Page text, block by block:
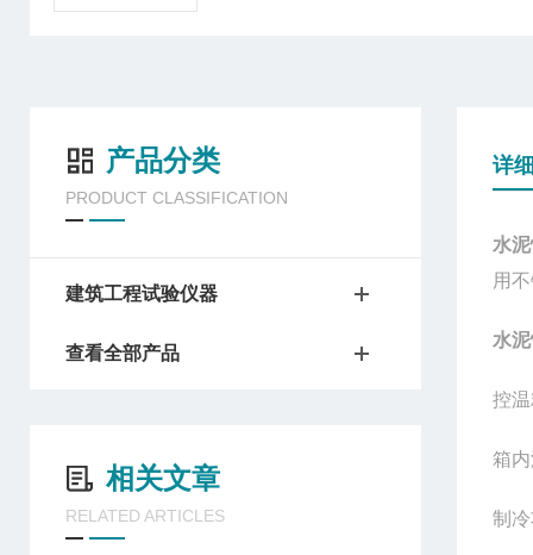
产品分类
PRODUCT CLASSIFICATION
建筑工程试验仪器
查看全部产品
相关文章
RELATED ARTICLES
详
水
用
水
控
箱
制